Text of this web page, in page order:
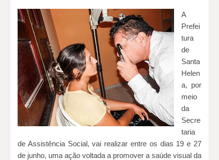
A
Prefei
tura
de
Santa
Helen
a, por
meio
da
Secre
taria
de Assistência Social, vai realizar entre os dias 19 e 27
de junho, uma ação voltada a promover a saúde visual da